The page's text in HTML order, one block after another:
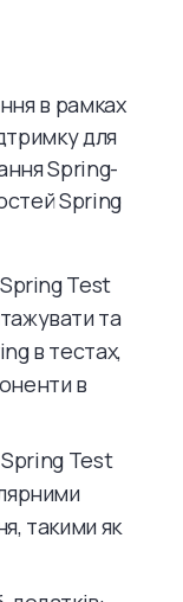
в рамках
для
Spring-
Spring
Test
та
в тестах,
в
Spring Test
такими як